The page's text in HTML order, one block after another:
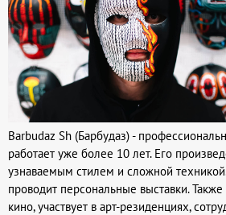
Barbudaz Sh (Барбудаз) -
работает уже более 10 лет. Его
узнаваемым стилем и сложной
проводит персональные выставки.
кино, участвует в арт-резиденциях,